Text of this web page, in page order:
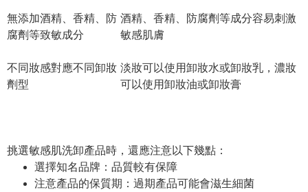
無添加酒精、香精、防
腐劑等致敏成分
酒精、香精、防腐劑等成分容易刺激
敏感肌膚
不同妝感對應不同卸妝
劑型
淡妝可以使用卸妝水或卸妝乳，濃妝
可以使用卸妝油或卸妝膏
挑選敏感肌洗卸產品時，還應注意以下幾點：
選擇知名品牌：品質較有保障
注意產品的保質期：過期產品可能會滋生細菌